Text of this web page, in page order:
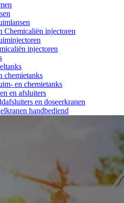
Chemicaliën injectoren
injectoren
chemietanks
en chemietanks
en afsluiters
en doseerkranen
handbediend